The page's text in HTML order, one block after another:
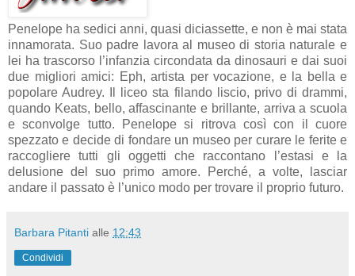
Penelope ha sedici anni, quasi diciassette, e non è mai stata
innamorata. Suo padre lavora al museo di storia naturale e
lei ha trascorso l’infanzia circondata da dinosauri e dai suoi
due migliori amici: Eph, artista per vocazione, e la bella e
popolare Audrey. Il liceo sta filando liscio, privo di drammi,
quando Keats, bello, affascinante e brillante, arriva a scuola
e sconvolge tutto. Penelope si ritrova così con il cuore
spezzato e decide di fondare un museo per curare le ferite e
raccogliere tutti gli oggetti che raccontano l’estasi e la
delusione del suo primo amore. Perché, a volte, lasciar
andare il passato è l’unico modo per trovare il proprio futuro.
Barbara Pitanti alle 12:43
Condividi